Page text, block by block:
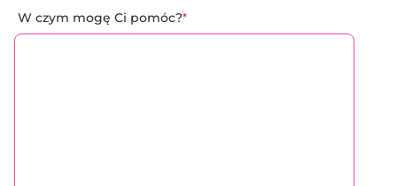
W czym mogę Ci pomóc?*